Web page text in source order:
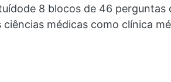
8 blocos de 46 perguntas
médicas como clínica